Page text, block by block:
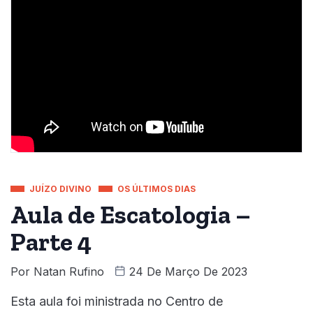
JUÍZO DIVINO OS ÚLTIMOS DIAS
Aula de Escatologia –
Parte 4
Por Natan Rufino 24 De Março De 2023
Esta aula foi ministrada no Centro de